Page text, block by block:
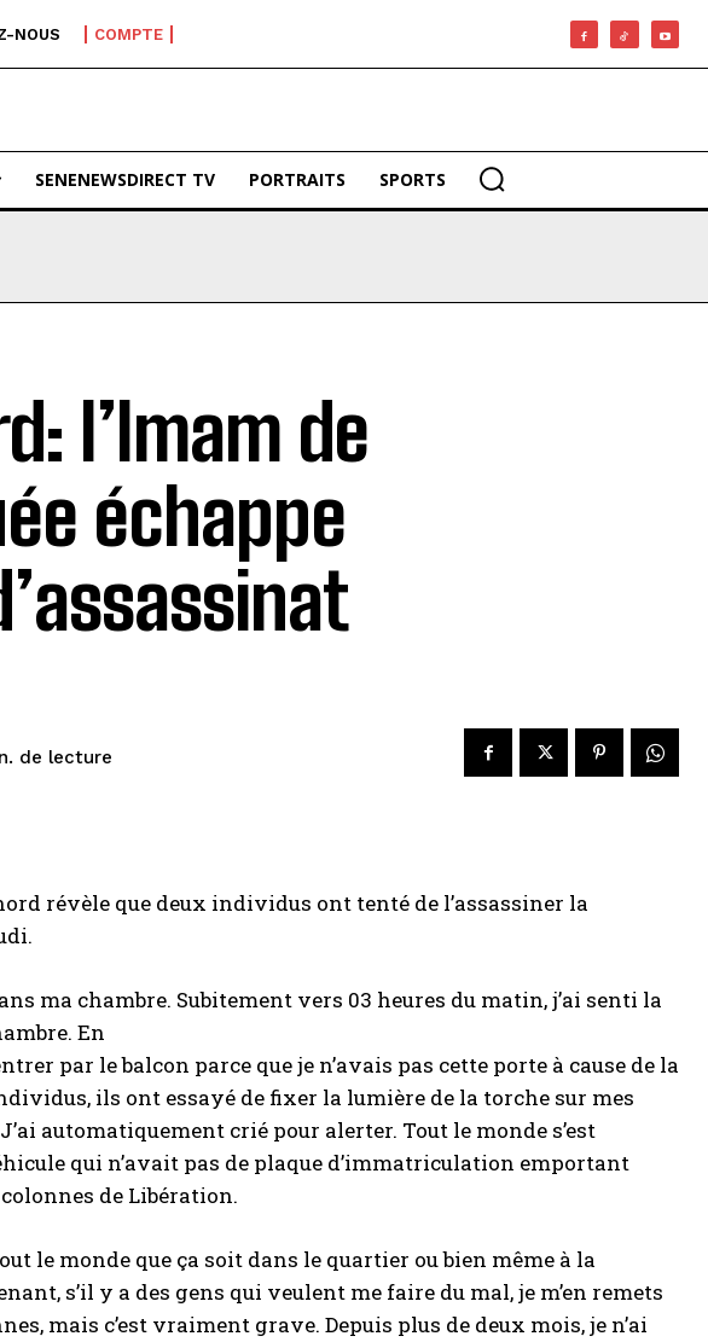
NOUS COMPTE
SENENEWSDIRECT TV PORTRAITS SPORTS
l’Imam de
échappe
de lecture
révèle que deux individus ont tenté de l’assassiner la
ma chambre. Subitement vers 03 heures du matin, j’ai senti la
En
par le balcon parce que je n’avais pas cette porte à cause de la
ils ont essayé de fixer la lumière de la torche sur mes
automatiquement crié pour alerter. Tout le monde s’est
qui n’avait pas de plaque d’immatriculation emportant
de Libération.
le monde que ça soit dans le quartier ou bien même à la
s’il y a des gens qui veulent me faire du mal, je m’en remets
mais c’est vraiment grave. Depuis plus de deux mois, je n’ai